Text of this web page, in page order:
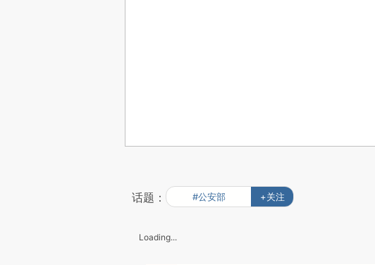
话题： #公安部 +关注
Loading...